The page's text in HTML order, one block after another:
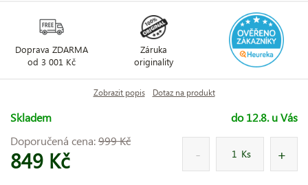
Doprava ZDARMA
od 3 001 Kč
Záruka
originality
Zobrazit popis Dotaz na produkt
Skladem
do 12.8. u Vás
Doporučená cena:999 Kč
849 Kč Ks